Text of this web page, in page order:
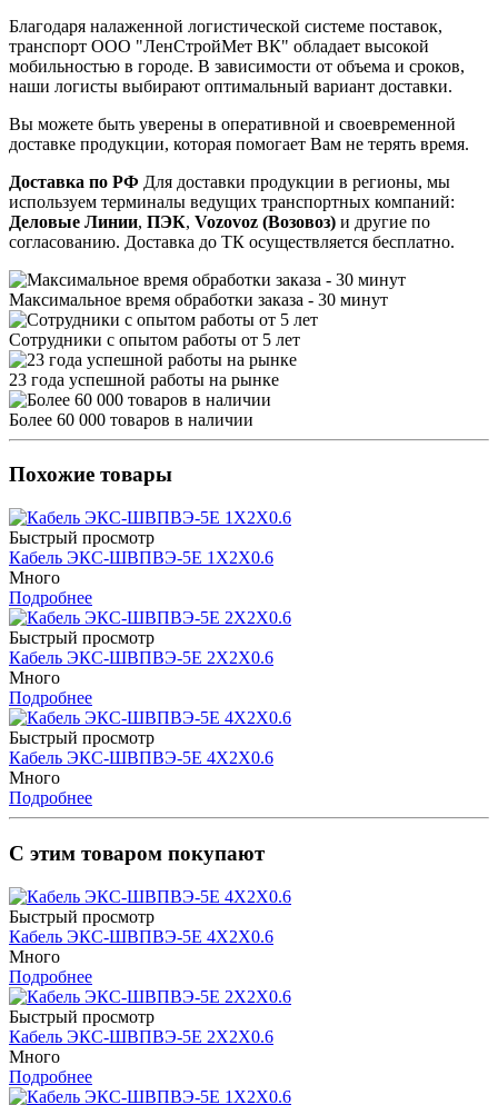
Благодаря налаженной логистической системе поставок,
транспорт ООО "ЛенСтройМет ВК" обладает высокой
мобильностью в городе. В зависимости от объема и сроков,
наши логисты выбирают оптимальный вариант доставки.
Вы можете быть уверены в оперативной и своевременной
доставке продукции, которая помогает Вам не терять время.
Доставка по РФ Для доставки продукции в регионы, мы
используем терминалы ведущих транспортных компаний:
Деловые Линии, ПЭК, Vozovoz (Возовоз) и другие по
согласованию. Доставка до ТК осуществляется бесплатно.
Максимальное время обработки заказа - 30 минут
Сотрудники с опытом работы от 5 лет
23 года успешной работы на рынке
Более 60 000 товаров в наличии
Похожие товары
Быстрый просмотр
Кабель ЭКС-ШВПВЭ-5Е 1Х2Х0.6
Много
Подробнее
Быстрый просмотр
Кабель ЭКС-ШВПВЭ-5Е 2Х2Х0.6
Много
Подробнее
Быстрый просмотр
Кабель ЭКС-ШВПВЭ-5Е 4Х2Х0.6
Много
Подробнее
С этим товаром покупают
Быстрый просмотр
Кабель ЭКС-ШВПВЭ-5Е 4Х2Х0.6
Много
Подробнее
Быстрый просмотр
Кабель ЭКС-ШВПВЭ-5Е 2Х2Х0.6
Много
Подробнее